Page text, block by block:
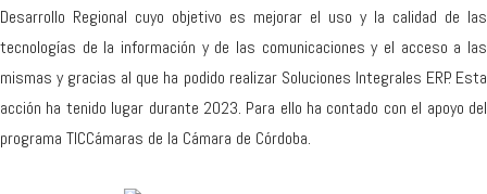
Desarrollo Regional cuyo objetivo es mejorar el uso y la calidad de las
tecnologías de la información y de las comunicaciones y el acceso a las
mismas y gracias al que ha podido realizar Soluciones Integrales ERP. Esta
acción ha tenido lugar durante 2023. Para ello ha contado con el apoyo del
programa TICCámaras de la Cámara de Córdoba.